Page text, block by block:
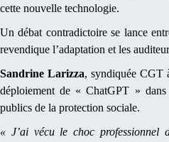
cette nouvelle technologie.
Un débat contradictoire se lance
revendique l’adaptation et les
Sandrine Larizza, syndiquée CGT
déploiement de « ChatGPT » dans
publics de la protection sociale.
« J’ai vécu le choc professionnel